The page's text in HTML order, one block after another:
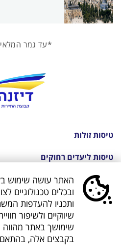
*עד גמר
טיסות זולות
טיסות ליעדים רחוקים
חבילות נופש בחו"ל
חבילות נופש בחו"ל
חבילות טוס וסע
ובכלים טכנולוגיים
ותכניו להעדפות
שיווקיים ולשיפור
שימושך באתר
בקבצים אלה, בהתאם